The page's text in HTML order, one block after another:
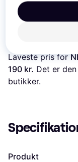
Læs om
Laveste pris for
190 kr. Det er
butikker.
Produkt